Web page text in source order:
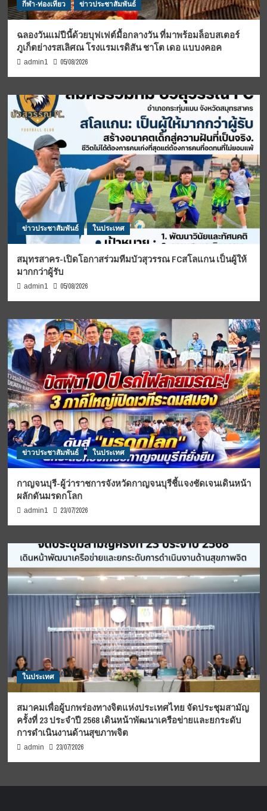
กีฬา-ท่องเที่ยว ข่าวประชาสัมพันธ์
ฉลองวันแม่ปีนี้ด้วยบุฟเฟต์มื้อกลางวัน ที่มาพร้อมล็อบสเตอร์
ภูเก็ตย่างรสเลิศณ โรงแรมเรดิสัน ชาโต เดอ แบบงคอค
admin1 05/08/2026
ข่าวประชาสัมพันธ์ ในประเทศ
สมุทรสาคร-เปิดโอกาสร่วมทีมบัวสุวรรณ FCสโลแกน เป็นผู้ให้
มากกว่าผู้รับ
admin1 05/08/2026
ข่าวประชาสัมพันธ์ ในประเทศ
กาญจนบุรี-ผู้ว่าราชการจังหวัดกาญจนบุรีชี้แจงชัดเจนเดินหน้า
ผลักดันมรดกโลก
admin1 23/07/2026
ในประเทศ
สมาคมเพื่อผู้บกพร่องทางจิตแห่งประเทศไทย จัดประชุมสามัญ
ครั้งที่ 23 ประจำปี 2568 เดินหน้าพัฒนาเครือข่ายและยกระดับ
การดำเนินงานด้านสุขภาพจิต
admin 23/07/2026